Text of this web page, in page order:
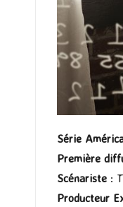
Série
Première
Scénariste :
Producteur